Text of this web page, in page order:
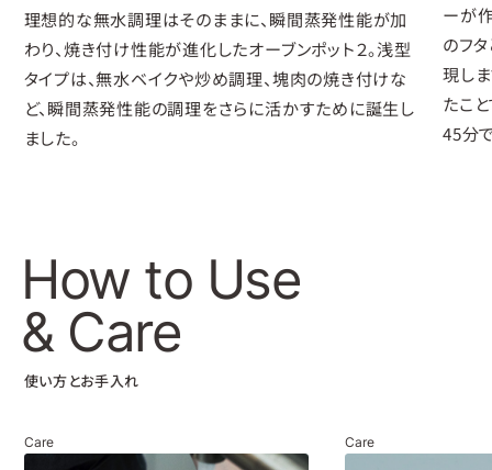
理想的な無水調理はそのままに、瞬間蒸発性能が加
わり、焼き付け性能が進化したオーブンポット２。浅型
タイプは、無水ベイクや炒め調理、塊肉の焼き付けな
ど、瞬間蒸発性能の調理をさらに活かすために誕生し
ました。
ーが
のフ
現し
たこ
45分
How to Use
& Care
使い方とお手入れ
Care Care